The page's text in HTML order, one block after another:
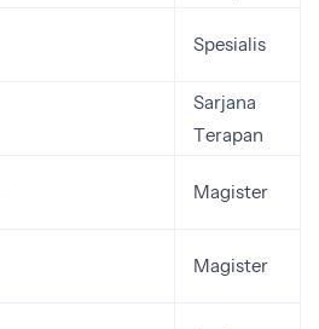
Spesialis
Sarjana
Terapan
Magister
Magister